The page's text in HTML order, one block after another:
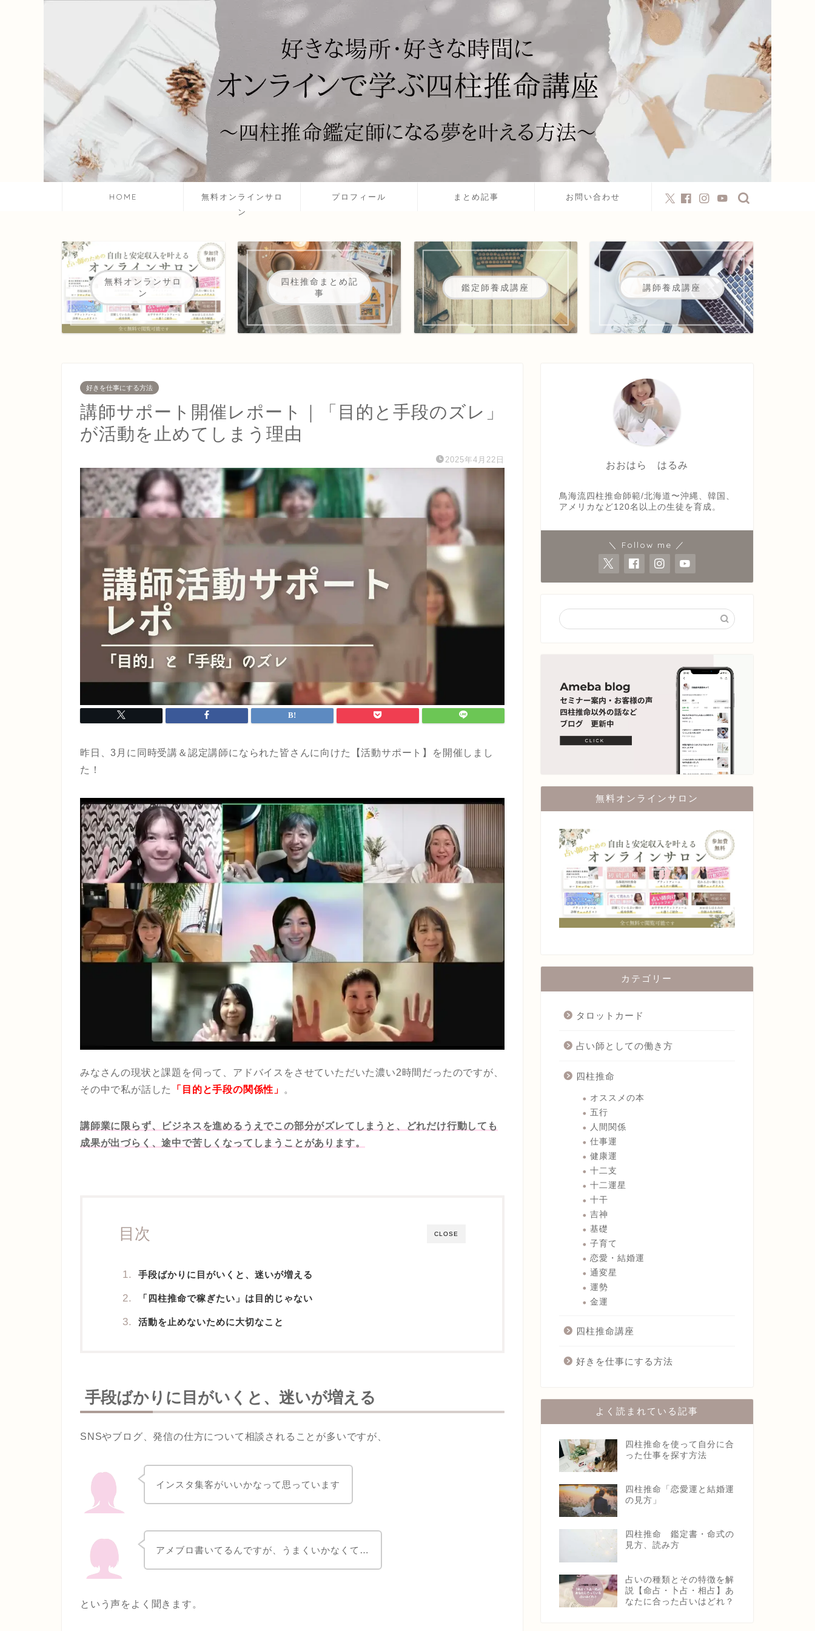
HOME
無料オンラインサロ
ン
プロフィール まとめ記事 お問い合わせ
無料オンランサロ
ン
四柱推命まとめ記
事
鑑定師養成講座 講師養成講座
好きを仕事にする方法
講師サポート開催レポート｜「目的と手段のズレ」
が活動を止めてしまう理由
2025年4月22日
昨日、3月に同時受講＆認定講師になられた皆さんに向けた【活動サポート】を開催しまし
た！
みなさんの現状と課題を伺って、アドバイスをさせていただいた濃い2時間だったのですが、
その中で私が話した
「目的と手段の関係性」 。
講師業に限らず、ビジネスを進めるうえでこの部分がズレてしまうと、どれだけ行動しても
成果が出づらく、途中で苦しくなってしまうことがあります。
CLOSE
目次
手段ばかりに目がいくと、迷いが増える
「四柱推命で稼ぎたい」は目的じゃない
活動を止めないために大切なこと
手段ばかりに目がいくと、迷いが増える
SNSやブログ、発信の仕方について相談されることが多いですが、
インスタ集客がいいかなって思っています
アメブロ書いてるんですが、うまくいかなくて…
という声をよく聞きます。
おおはら はるみ
鳥海流四柱推命師範/北海道〜沖縄、韓国、
アメリカなど120名以上の生徒を育成。
＼ Follow me ／
無料オンラインサロン
カテゴリー
タロットカード
占い師としての働き方
四柱推命
オススメの本
五行
人間関係
仕事運
健康運
十二支
十二運星
十干
吉神
基礎
子育て
恋愛・結婚運
通変星
運勢
金運
四柱推命講座
好きを仕事にする方法
よく読まれている記事
四柱推命を使って自分に合
った仕事を探す方法
四柱推命「恋愛運と結婚運
の見方」
四柱推命 鑑定書・命式の
見方、読み方
占いの種類とその特徴を解
説【命占・卜占・相占】あ
なたに合った占いはどれ？